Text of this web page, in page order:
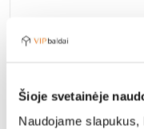
Šioje svetainėje
Naudojame